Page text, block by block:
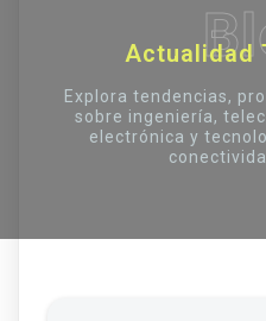
Actualidad
Explora tendencias,
sobre ingeniería,
electrónica y